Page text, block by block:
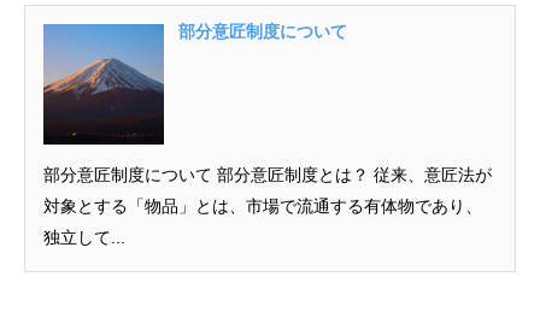
部分意匠制度について
部分意匠制度について 部分意匠制度とは？ 従来、意匠法が
対象とする「物品」とは、市場で流通する有体物であり、
独立して...